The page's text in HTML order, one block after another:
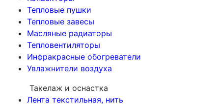
Тепловые пушки
Тепловые завесы
Масляные радиаторы
Тепловентиляторы
Инфракрасные обогреватели
Увлажнители воздуха
Такелаж и оснастка
Лента текстильная, нить